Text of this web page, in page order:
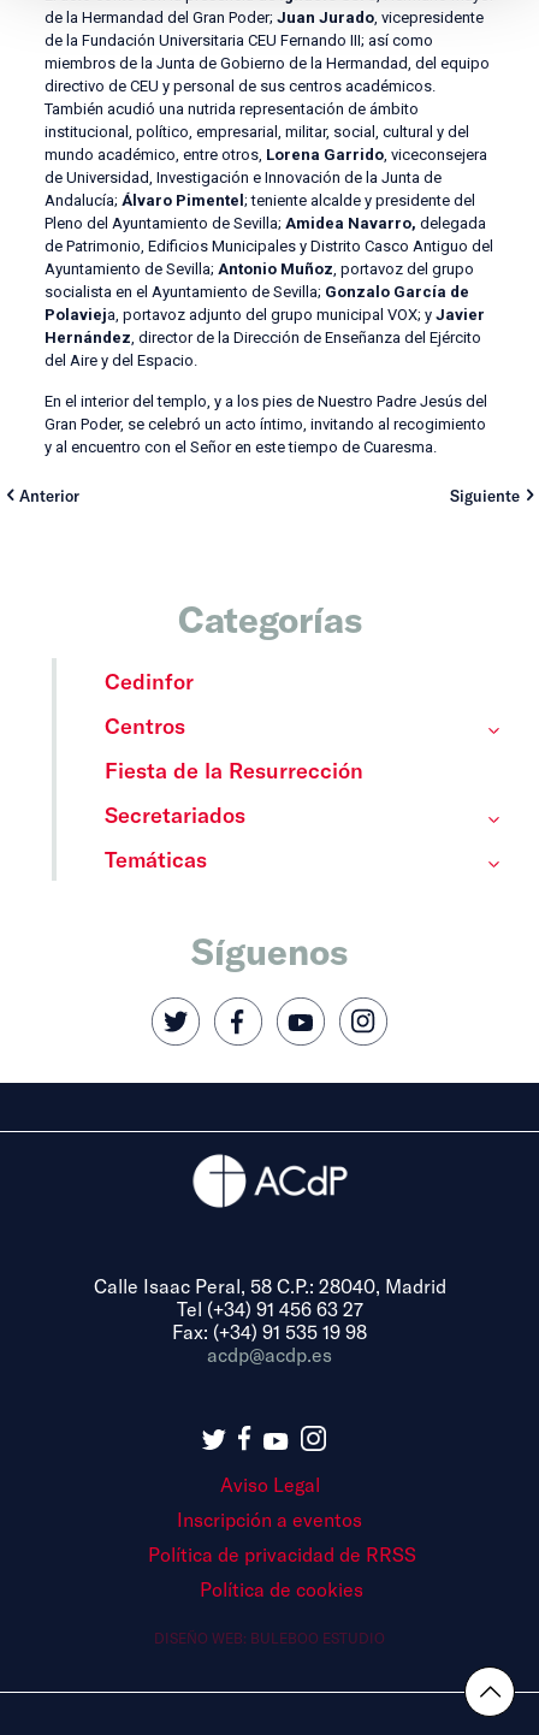
de la Hermandad del Gran Poder; Juan Jurado, vicepresidente
de la Fundación Universitaria CEU Fernando III; así como
miembros de la Junta de Gobierno de la Hermandad, del equipo
directivo de CEU y personal de sus centros académicos.
También acudió una nutrida representación de ámbito
institucional, político, empresarial, militar, social, cultural y del
mundo académico, entre otros, Lorena Garrido, viceconsejera
de Universidad, Investigación e Innovación de la Junta de
Andalucía; Álvaro Pimentel; teniente alcalde y presidente del
Pleno del Ayuntamiento de Sevilla; Amidea Navarro, delegada
de Patrimonio, Edificios Municipales y Distrito Casco Antiguo del
Ayuntamiento de Sevilla; Antonio Muñoz , portavoz del grupo
socialista en el Ayuntamiento de Sevilla; Gonzalo García de
Polavieja, portavoz adjunto del grupo municipal VOX; y Javier
Hernández , director de la Dirección de Enseñanza del Ejército
del Aire y del Espacio.
En el interior del templo, y a los pies de Nuestro Padre Jesús del
Gran Poder, se celebró un acto íntimo, invitando al recogimiento
y al encuentro con el Señor en este tiempo de Cuaresma.
Anterior Siguiente
Categorías
Cedinfor
Centros
Fiesta de la Resurrección
Secretariados
Temáticas
Síguenos
Calle Isaac Peral, 58 C.P.: 28040, Madrid
Tel (+34) 91 456 63 27
Fax: (+34) 91 535 19 98
acdp@acdp.es
Aviso Legal
Inscripción a eventos
Política de privacidad de RRSS
Política de cookies
DISEÑO WEB: BULEBOO ESTUDIO